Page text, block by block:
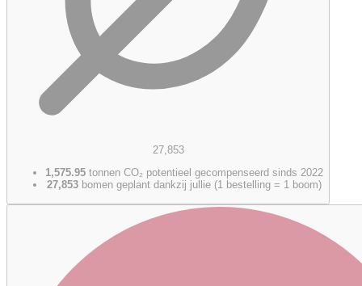
27,853
1,575.95 tonnen CO₂ potentieel gecompenseerd sinds 2022
27,853 bomen geplant dankzij jullie (1 bestelling = 1 boom)